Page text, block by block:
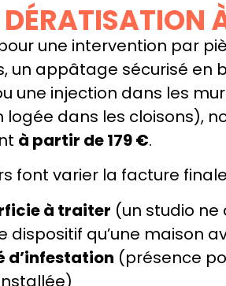
une intervention par
un appâtage sécurisé en
une injection dans les
logée dans les cloisons),
à partir de 179 €.
font varier la facture
à traiter (un studio
dispositif qu’une maison
d’infestation (présence